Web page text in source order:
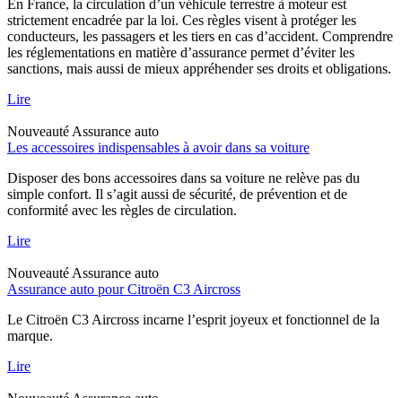
En France, la circulation d’un véhicule terrestre à moteur est
strictement encadrée par la loi. Ces règles visent à protéger les
conducteurs, les passagers et les tiers en cas d’accident. Comprendre
les réglementations en matière d’assurance permet d’éviter les
sanctions, mais aussi de mieux appréhender ses droits et obligations.
Lire
Nouveauté Assurance auto
Les accessoires indispensables à avoir dans sa voiture
Disposer des bons accessoires dans sa voiture ne relève pas du
simple confort. Il s’agit aussi de sécurité, de prévention et de
conformité avec les règles de circulation.
Lire
Nouveauté Assurance auto
Assurance auto pour Citroën C3 Aircross
Le Citroën C3 Aircross incarne l’esprit joyeux et fonctionnel de la
marque.
Lire